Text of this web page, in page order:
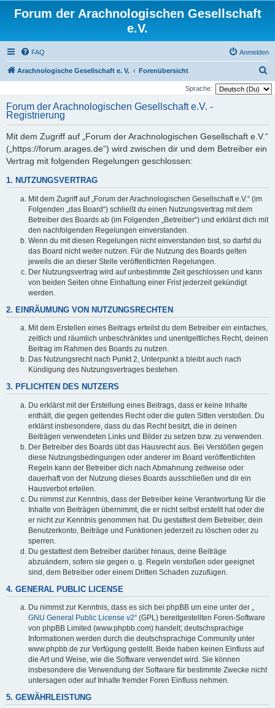
Forum der Arachnologischen Gesellschaft
e.V.
FAQ Anmelden
Arachnologische Gesellschaft e. V. Forenübersicht
u
Sprache:
Forum der Arachnologischen Gesellschaft e.V. -
Registrierung
Mit dem Zugriff auf „Forum der Arachnologischen Gesellschaft e.V.“
(„https://forum.arages.de“) wird zwischen dir und dem Betreiber ein
Vertrag mit folgenden Regelungen geschlossen:
1. NUTZUNGSVERTRAG
Mit dem Zugriff auf „Forum der Arachnologischen Gesellschaft e.V.“ (im
Folgenden „das Board“) schließt du einen Nutzungsvertrag mit dem
Betreiber des Boards ab (im Folgenden „Betreiber“) und erklärst dich mit
den nachfolgenden Regelungen einverstanden.
Wenn du mit diesen Regelungen nicht einverstanden bist, so darfst du
das Board nicht weiter nutzen. Für die Nutzung des Boards gelten
jeweils die an dieser Stelle veröffentlichten Regelungen.
Der Nutzungsvertrag wird auf unbestimmte Zeit geschlossen und kann
von beiden Seiten ohne Einhaltung einer Frist jederzeit gekündigt
werden.
2. EINRÄUMUNG VON NUTZUNGSRECHTEN
Mit dem Erstellen eines Beitrags erteilst du dem Betreiber ein einfaches,
zeitlich und räumlich unbeschränktes und unentgeltliches Recht, deinen
Beitrag im Rahmen des Boards zu nutzen.
Das Nutzungsrecht nach Punkt 2, Unterpunkt a bleibt auch nach
Kündigung des Nutzungsvertrages bestehen.
3. PFLICHTEN DES NUTZERS
Du erklärst mit der Erstellung eines Beitrags, dass er keine Inhalte
enthält, die gegen geltendes Recht oder die guten Sitten verstoßen. Du
erklärst insbesondere, dass du das Recht besitzt, die in deinen
Beiträgen verwendeten Links und Bilder zu setzen bzw. zu verwenden.
Der Betreiber des Boards übt das Hausrecht aus. Bei Verstößen gegen
diese Nutzungsbedingungen oder anderer im Board veröffentlichten
Regeln kann der Betreiber dich nach Abmahnung zeitweise oder
dauerhaft von der Nutzung dieses Boards ausschließen und dir ein
Hausverbot erteilen.
Du nimmst zur Kenntnis, dass der Betreiber keine Verantwortung für die
Inhalte von Beiträgen übernimmt, die er nicht selbst erstellt hat oder die
er nicht zur Kenntnis genommen hat. Du gestattest dem Betreiber, dein
Benutzerkonto, Beiträge und Funktionen jederzeit zu löschen oder zu
sperren.
Du gestattest dem Betreiber darüber hinaus, deine Beiträge
abzuändern, sofern sie gegen o. g. Regeln verstoßen oder geeignet
sind, dem Betreiber oder einem Dritten Schaden zuzufügen.
4. GENERAL PUBLIC LICENSE
Du nimmst zur Kenntnis, dass es sich bei phpBB um eine unter der „
GNU General Public License v2“ (GPL) bereitgestellten Foren-Software
von phpBB Limited (www.phpbb.com) handelt; deutschsprachige
Informationen werden durch die deutschsprachige Community unter
www.phpbb.de zur Verfügung gestellt. Beide haben keinen Einfluss auf
die Art und Weise, wie die Software verwendet wird. Sie können
insbesondere die Verwendung der Software für bestimmte Zwecke nicht
untersagen oder auf Inhalte fremder Foren Einfluss nehmen.
5. GEWÄHRLEISTUNG